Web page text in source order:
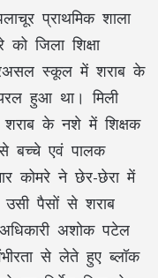
प्राथमिक शाला
जिला शिक्षा
स्कूल में शराब के
हुआ था। मिली
शराब के नशे में शिक्षक
बच्चे एवं पालक
कोमरे ने छेर-छेरा में
उसी पैसों से शराब
अशोक पटेल
से लेते हुए ब्लॉक